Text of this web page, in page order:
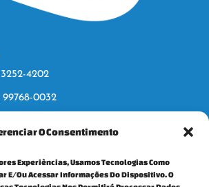
O Consentimento
Experiências, Usamos Tecnologias Como
E/ou Acessar Informações Do Dispositivo. O
4202
0032